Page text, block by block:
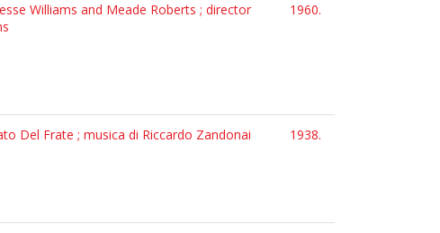
Williams and Meade Roberts ; director
1960.
Del Frate ; musica di Riccardo Zandonai
1938.